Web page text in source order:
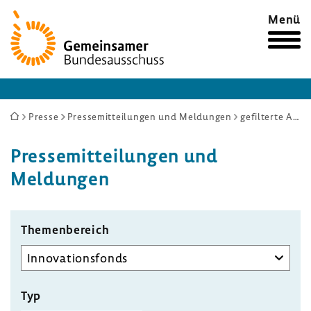
Zur
Startseite
Menü
Sie
hier:
Presse Pressemitteilungen und Meldungen gefilterte Auswahl
Pres­se­mit­tei­lungen und
Meldungen
Themenbereich
Typ